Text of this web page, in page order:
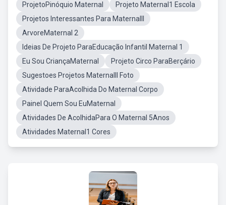
ProjetoPinóquio Maternal
Projeto Maternal1 Escola
Projetos Interessantes Para MaternalII
ArvoreMaternal 2
Ideias De Projeto ParaEducação Infantil Maternal 1
Eu Sou CriançaMaternal
Projeto Circo ParaBerçário
Sugestoes Projetos MaternalII Foto
Atividade ParaAcolhida Do Maternal Corpo
Painel Quem Sou EuMaternal
Atividades De AcolhidaPara O Maternal 5Anos
Atividades Maternal1 Cores